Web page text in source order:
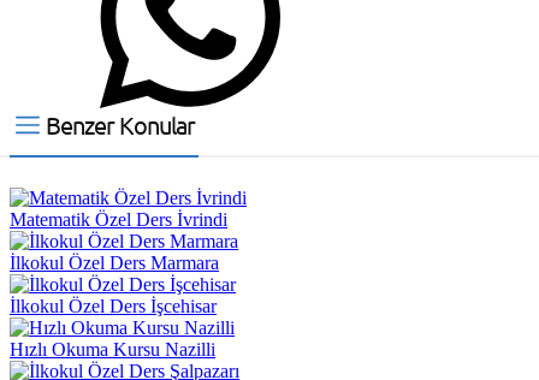
Benzer Konular
Matematik Özel Ders İvrindi
İlkokul Özel Ders Marmara
İlkokul Özel Ders İşcehisar
Hızlı Okuma Kursu Nazilli